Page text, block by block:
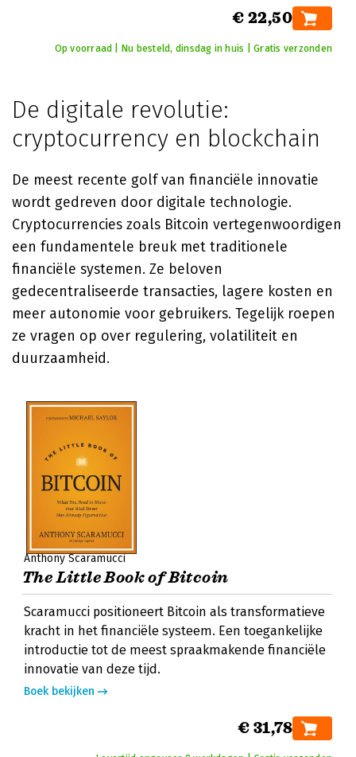
€ 22,50
Op voorraad | Nu besteld, dinsdag in huis | Gratis verzonden
De digitale revolutie:
cryptocurrency en blockchain
De meest recente golf van financiële innovatie
wordt gedreven door digitale technologie.
Cryptocurrencies zoals Bitcoin vertegenwoordigen
een fundamentele breuk met traditionele
financiële systemen. Ze beloven
gedecentraliseerde transacties, lagere kosten en
meer autonomie voor gebruikers. Tegelijk roepen
ze vragen op over regulering, volatiliteit en
duurzaamheid.
Anthony Scaramucci
The Little Book of Bitcoin
Scaramucci positioneert Bitcoin als transformatieve
kracht in het financiële systeem. Een toegankelijke
introductie tot de meest spraakmakende financiële
innovatie van deze tijd.
Boek bekijken
€ 31,78